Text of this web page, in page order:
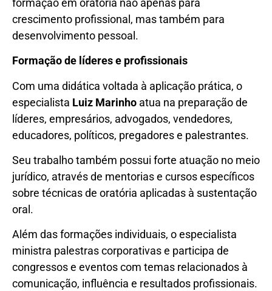
formação em oratória não apenas para
crescimento profissional, mas também para
desenvolvimento pessoal.
Formação de líderes e profissionais
Com uma didática voltada à aplicação prática, o
especialista Luiz Marinho atua na preparação de
líderes, empresários, advogados, vendedores,
educadores, políticos, pregadores e palestrantes.
Seu trabalho também possui forte atuação no meio
jurídico, através de mentorias e cursos específicos
sobre técnicas de oratória aplicadas à sustentação
oral.
Além das formações individuais, o especialista
ministra palestras corporativas e participa de
congressos e eventos com temas relacionados à
comunicação, influência e resultados profissionais.